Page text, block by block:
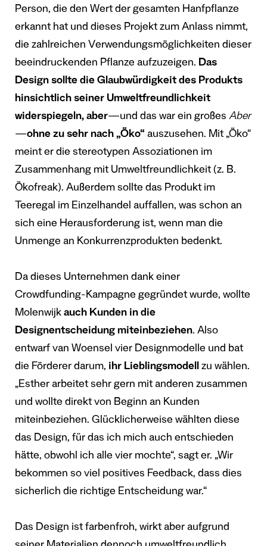
Person, die den Wert der gesamten Hanfpflanze
erkannt hat und dieses Projekt zum Anlass nimmt,
die zahlreichen Verwendungsmöglichkeiten dieser
beeindruckenden Pflanze aufzuzeigen. Das
Design sollte die Glaubwürdigkeit des Produkts
hinsichtlich seiner Umweltfreundlichkeit
widerspiegeln, aber—und das war ein großes Aber
—ohne zu sehr nach „Öko“ auszusehen. Mit „Öko“
meint er die stereotypen Assoziationen im
Zusammenhang mit Umweltfreundlichkeit (z. B.
Ökofreak). Außerdem sollte das Produkt im
Teeregal im Einzelhandel auffallen, was schon an
sich eine Herausforderung ist, wenn man die
Unmenge an Konkurrenzprodukten bedenkt.
Da dieses Unternehmen dank einer
Crowdfunding-Kampagne gegründet wurde, wollte
Molenwijk auch Kunden in die
Designentscheidung miteinbeziehen. Also
entwarf van Woensel vier Designmodelle und bat
die Förderer darum, ihr Lieblingsmodell zu wählen.
„Esther arbeitet sehr gern mit anderen zusammen
und wollte direkt von Beginn an Kunden
miteinbeziehen. Glücklicherweise wählten diese
das Design, für das ich mich auch entschieden
hätte, obwohl ich alle vier mochte“, sagt er. „Wir
bekommen so viel positives Feedback, dass dies
sicherlich die richtige Entscheidung war.“
Das Design ist farbenfroh, wirkt aber aufgrund